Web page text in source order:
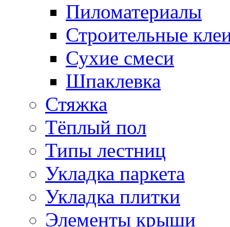
Пиломатериалы
Строительные
Сухие смеси
Шпаклевка
Стяжка
Тёплый пол
Типы лестниц
Укладка паркета
Укладка плитки
Элементы крыши